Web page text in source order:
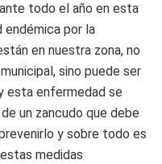
todo el año en esta
endémica por la
en nuestra zona, no
sino puede ser
esta enfermedad se
un zancudo que debe
y sobre todo es
medidas